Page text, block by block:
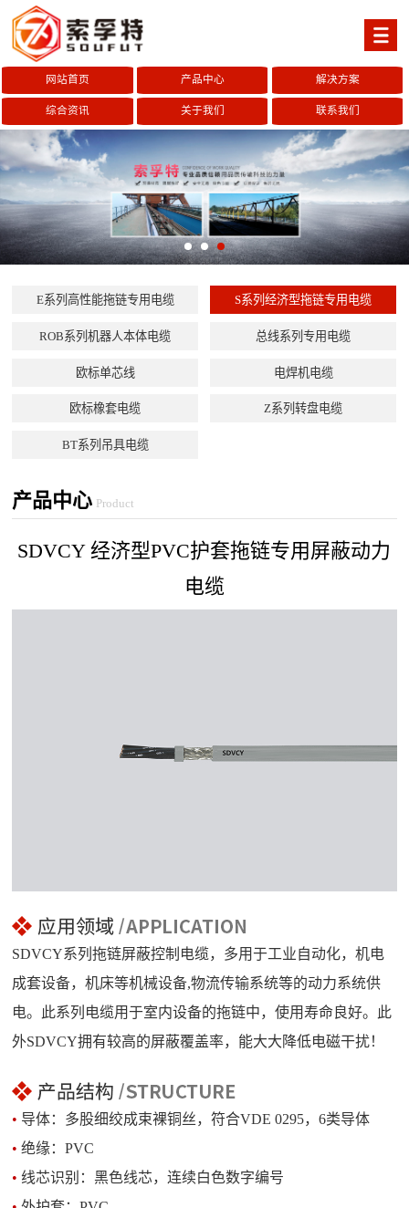
网站首页 产品中心 解决方案
综合资讯 关于我们 联系我们
E系列高性能拖链专用电缆 S系列经济型拖链专用电缆
ROB系列机器人本体电缆 总线系列专用电缆
欧标单芯线 电焊机电缆
欧标橡套电缆 Z系列转盘电缆
BT系列吊具电缆
产品中心 Product
SDVCY 经济型PVC护套拖链专用屏蔽动力
电缆
SDVCY系列拖链屏蔽控制电缆，多用于工业自动化，机电
成套设备，机床等机械设备,物流传输系统等的动力系统供
电。此系列电缆用于室内设备的拖链中，使用寿命良好。此
外SDVCY拥有较高的屏蔽覆盖率，能大大降低电磁干扰！
• 导体：多股细绞成束裸铜丝，符合VDE 0295，6类导体
•绝缘：PVC
•线芯识别：黑色线芯，连续白色数字编号